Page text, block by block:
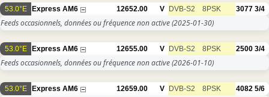
53.0°E Express AM6 12652.00 V DVB-S2 8PSK 3077 3/4
Feeds occasionnels, données ou fréquence non active(2025-01-30)
53.0°E Express AM6 12655.00 V DVB-S2 8PSK 2500 3/4
Feeds occasionnels, données ou fréquence non active(2026-01-10)
53.0°E Express AM6 12659.00 V DVB-S2 8PSK 4082 5/6